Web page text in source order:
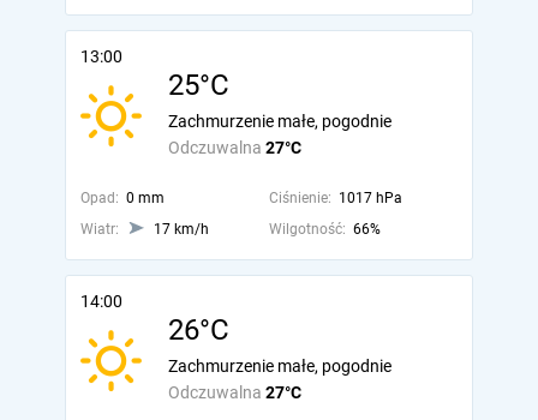
13:00
25°C
Odczuwalna 27°C
Zachmurzenie małe, pogodnie
Opad: 0 mm Ciśnienie: 1017 hPa
Wiatr:
17 km/h Wilgotność: 66%
14:00
26°C
Odczuwalna 27°C
Zachmurzenie małe, pogodnie